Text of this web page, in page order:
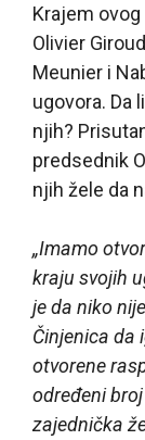
Krajem
Olivier
Meunier i
ugovora. Da
njih?
predsednik
njih žele da
„Imamo
kraju svojih
je da niko
Činjenica da
otvorene
određeni
zajednička